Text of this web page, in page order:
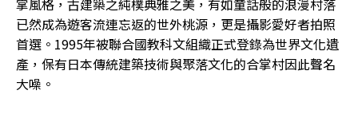
已然成為遊客流連忘返的世外桃源，更是攝影愛好者拍照
首選。1995年被聯合國教科文組織正式登錄為世界文化遺
產，保有日本傳統建築技術與聚落文化的合掌村因此聲名
大噪。